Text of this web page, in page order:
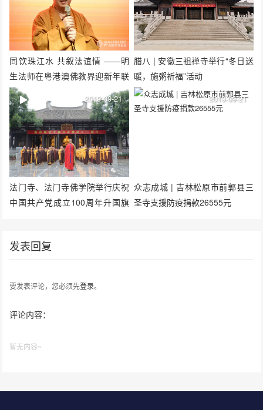
同饮珠江水 共叙法谊情 ——明
生法师在粵港澳佛教界迎新年联
谊会上的致辞
腊八 | 安徽三祖禅寺举行“冬日送
暖，施粥祈福”活动
法门寺、法门寺佛学院举行庆祝
中国共产党成立100周年升国旗
2019-09-21
众志成城 | 吉林松原市前郭县三
圣寺支援防疫捐款26555元
2019-09-21
发表回复
要发表评论，您必须先登录。
评论内容：
暂无内容~